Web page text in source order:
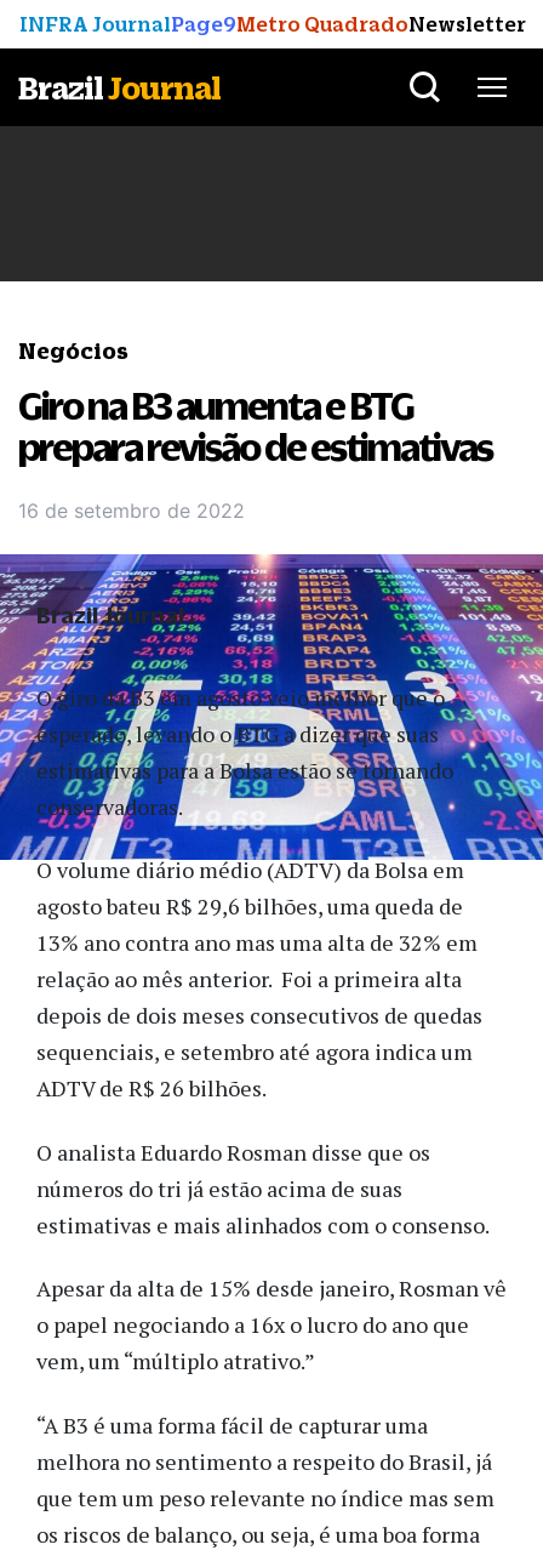
INFRA JournalPage9Metro QuadradoNewsletter
BrazilJournal
Negócios
Giro na B3 aumenta e BTG
prepara revisão de estimativas
16 de setembro de 2022
O giro da B3 em agosto veio melhor que o
esperado, levando o BTG a dizer que suas
estimativas para a Bolsa estão se tornando
conservadoras.
O volume diário médio (ADTV) da Bolsa em
agosto bateu R$ 29,6 bilhões, uma queda de
13% ano contra ano mas uma alta de 32% em
relação ao mês anterior. Foi a primeira alta
depois de dois meses consecutivos de quedas
sequenciais, e setembro até agora indica um
ADTV de R$ 26 bilhões.
O analista Eduardo Rosman disse que os
números do tri já estão acima de suas
estimativas e mais alinhados com o consenso.
Apesar da alta de 15% desde janeiro, Rosman vê
o papel negociando a 16x o lucro do ano que
vem, um “múltiplo atrativo.”
“A B3 é uma forma fácil de capturar uma
melhora no sentimento a respeito do Brasil, já
que tem um peso relevante no índice mas sem
os riscos de balanço, ou seja, é uma boa forma
Brazil Journal